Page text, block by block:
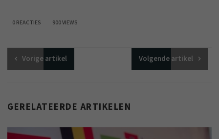
0 REACTIES 900 VIEWS
Vorigeartikel Volgendeartikel
GERELATEERDE ARTIKELEN